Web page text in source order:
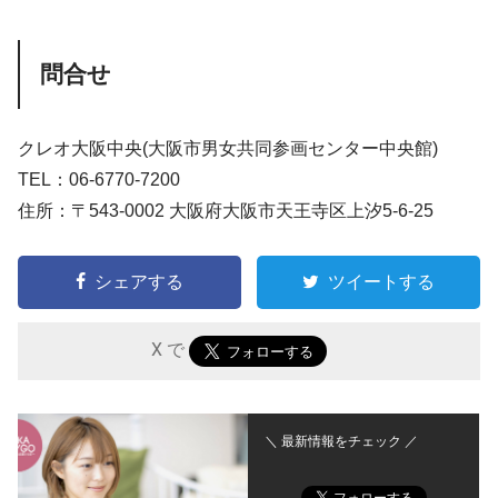
問合せ
クレオ大阪中央(大阪市男女共同参画センター中央館)
TEL：06-6770-7200
住所：〒543-0002 大阪府大阪市天王寺区上汐5-6-25
シェアする ツイートする
X で
＼ 最新情報をチェック ／